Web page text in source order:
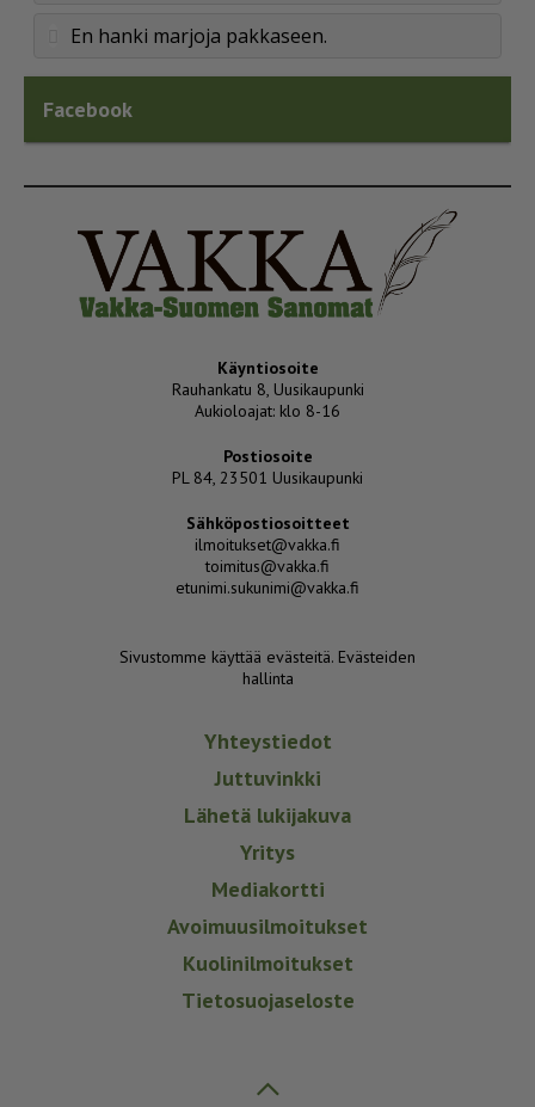
En hanki marjoja pakkaseen.
Facebook
Käyntiosoite
Rauhankatu 8, Uusikaupunki
Aukioloajat: klo 8-16
Postiosoite
PL 84, 23501 Uusikaupunki
Sähköpostiosoitteet
ilmoitukset@vakka.fi
toimitus@vakka.fi
etunimi.sukunimi@vakka.fi
Sivustomme käyttää evästeitä. Evästeiden
hallinta
Yhteystiedot
Juttuvinkki
Lähetä lukijakuva
Yritys
Mediakortti
Avoimuusilmoitukset
Kuolinilmoitukset
Tietosuojaseloste